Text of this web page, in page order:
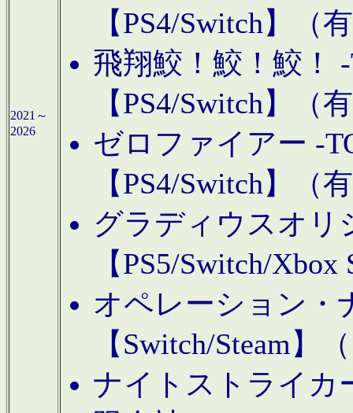
2021～
2026
【PS4/Switch】（
飛翔鮫！鮫！鮫！
【PS4/Switch】（
ゼロファイアー -
【PS4/Switch】（
グラディウスオリ
【PS5/Switch/
オペレーション・
【Switch/Steam】
ナイトストライカ